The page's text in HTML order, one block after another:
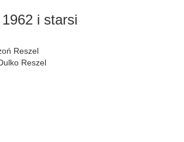
i starsi
Reszel
Reszel